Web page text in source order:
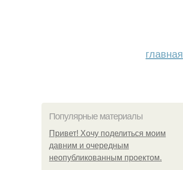
главная
Популярные материалы
Привет! Хочу поделиться моим
давним и очередным
неопубликованным проектом.